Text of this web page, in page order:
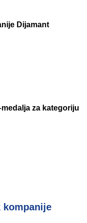
Dijamant
za kategoriju
kompanije